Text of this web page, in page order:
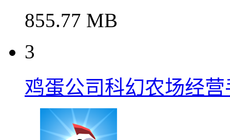
855.77 MB
3
鸡蛋公司科幻农场经